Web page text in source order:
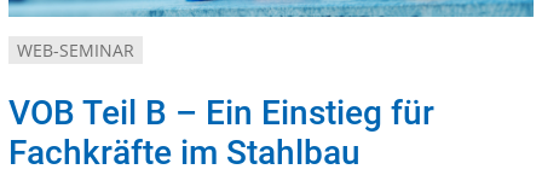
WEB-SEMINAR
VOB Teil B – Ein Einstieg für
Fachkräfte im Stahlbau